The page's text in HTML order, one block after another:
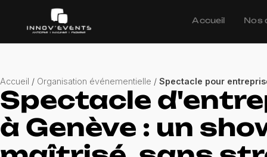
Accueil Nos
Accueil / Organisation événementielle / Spectacle pour
Spectacle
à Genève : un